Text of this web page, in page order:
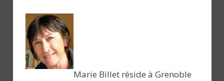
Marie Billet réside à Grenoble